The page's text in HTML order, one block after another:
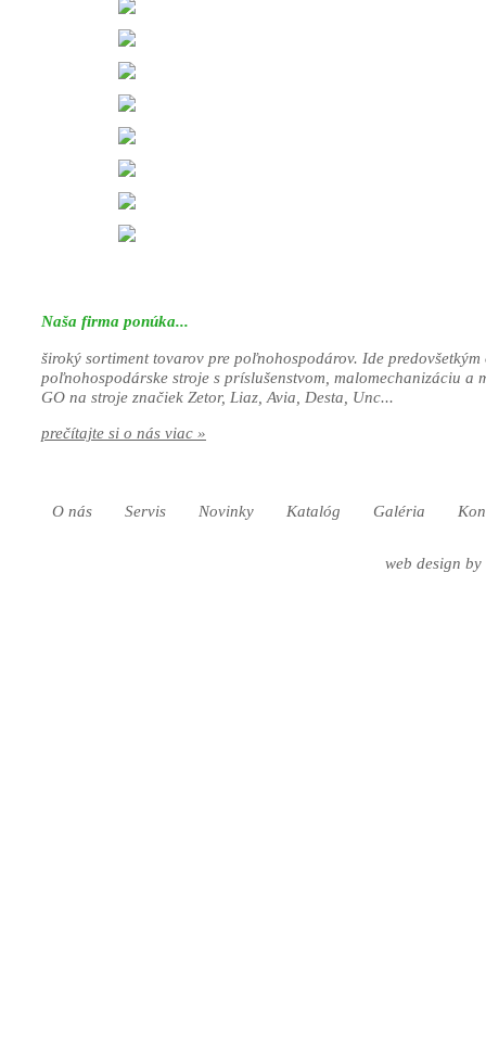
Naša firma ponúka...
široký sortiment tovarov pre poľnohospodárov. Ide
poľnohospodárske stroje s príslušenstvom, malomechanizáciu a
GO na stroje značiek Zetor, Liaz, Avia, Desta, Unc...
prečítajte si o nás viac »
O nás Servis Novinky Katalóg Galéria
web design by